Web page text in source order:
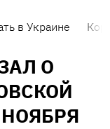
в Украине
О